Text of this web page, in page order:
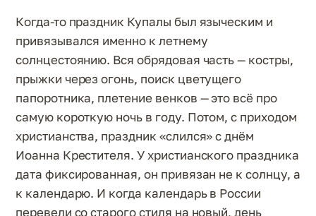
Когда-то праздник Купалы был языческим и
привязывался именно к летнему
солнцестоянию. Вся обрядовая часть — костры,
прыжки через огонь, поиск цветущего
папоротника, плетение венков — это всё про
самую короткую ночь в году. Потом, с приходом
христианства, праздник «слился» с днём
Иоанна Крестителя. У христианского праздника
дата фиксированная, он привязан не к солнцу, а
к календарю. И когда календарь в России
перевели со старого стиля на новый, день